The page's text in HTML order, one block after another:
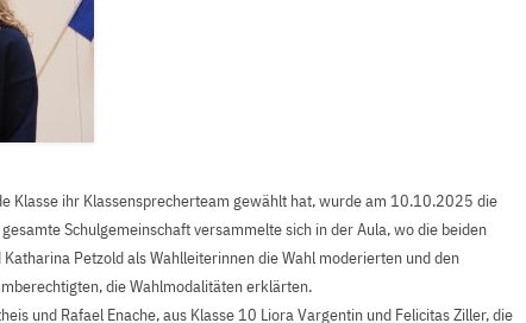
Klasse ihr Klassensprecherteam gewählt hat, wurde am 10.10.2025 die
Schulgemeinschaft versammelte sich in der Aula, wo die beiden
Petzold als Wahlleiterinnen die Wahl moderierten und den
die Wahlmodalitäten erklärten.
und Rafael Enache, aus Klasse 10 Liora Vargentin und Felicitas Ziller, die